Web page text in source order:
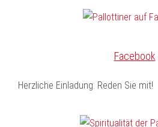
Facebook
Herzliche Einladung: Reden Sie mit!